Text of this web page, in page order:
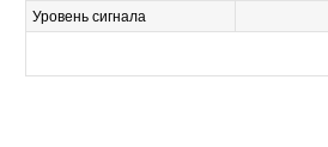
Уровень сигнала